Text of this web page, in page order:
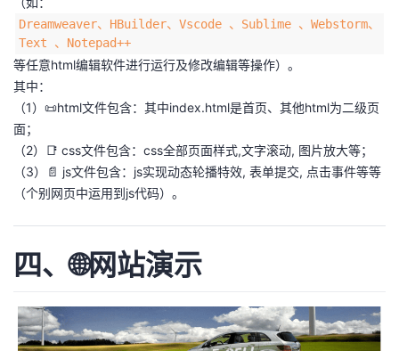
Dreamweaver、HBuilder、Vscode 、Sublime 、Webstorm、
Text 、Notepad++
等任意html编辑软件进行运行及修改编辑等操作）。
其中：
（1）📜html文件包含：其中index.html是首页、其他html为二级页
面；
（2）📑 css文件包含：css全部页面样式,文字滚动, 图片放大等；
（3）📄 js文件包含：js实现动态轮播特效, 表单提交, 点击事件等等
（个别网页中运用到js代码）。
四、🌐网站演示